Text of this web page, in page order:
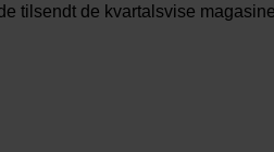
tilsendt de kvartalsvise